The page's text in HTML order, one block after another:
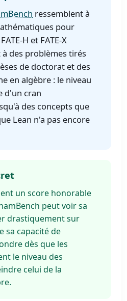
ressemblent à
pour
H et FATE-X
des problèmes tirés
de doctorat et des
en algèbre : le niveau
d'un cran
des concepts que
Lean n'a pas encore
un score honorable
peut voir sa
drastiquement sur
sa capacité de
dès que les
le niveau des
celui de la